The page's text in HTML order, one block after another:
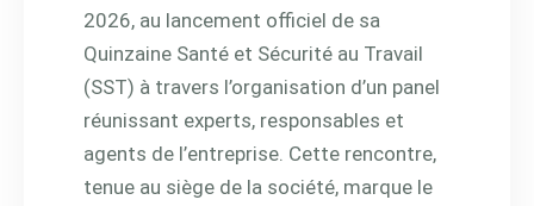
2026, au lancement officiel de sa
Quinzaine Santé et Sécurité au Travail
(SST) à travers l’organisation d’un panel
réunissant experts, responsables et
agents de l’entreprise. Cette rencontre,
tenue au siège de la société, marque le